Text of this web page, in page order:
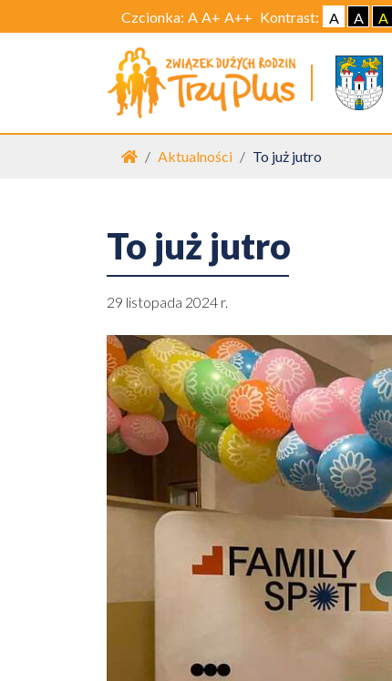
Czcionka: A A+ A++ Kontrast: A A A
Strona główna
Aktualności To już jutro
To już jutro
29 listopada 2024 r.